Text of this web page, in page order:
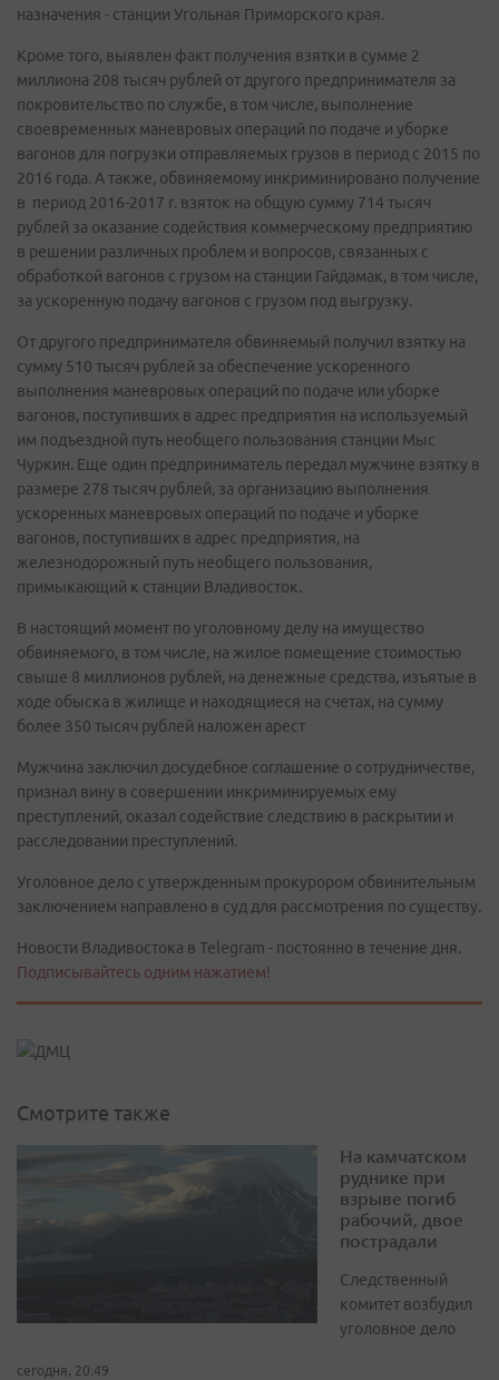
назначения - станции Угольная Приморского края.
Кроме того, выявлен факт получения взятки в сумме 2
миллиона 208 тысяч рублей от другого предпринимателя за
покровительство по службе, в том числе, выполнение
своевременных маневровых операций по подаче и уборке
вагонов для погрузки отправляемых грузов в период с 2015 по
2016 года. А также, обвиняемому инкриминировано получение
в период 2016-2017 г. взяток на общую сумму 714 тысяч
рублей за оказание содействия коммерческому предприятию
в решении различных проблем и вопросов, связанных с
обработкой вагонов с грузом на станции Гайдамак, в том числе,
за ускоренную подачу вагонов с грузом под выгрузку.
От другого предпринимателя обвиняемый получил взятку на
сумму 510 тысяч рублей за обеспечение ускоренного
выполнения маневровых операций по подаче или уборке
вагонов, поступивших в адрес предприятия на используемый
им подъездной путь необщего пользования станции Мыс
Чуркин. Еще один предприниматель передал мужчине взятку в
размере 278 тысяч рублей, за организацию выполнения
ускоренных маневровых операций по подаче и уборке
вагонов, поступивших в адрес предприятия, на
железнодорожный путь необщего пользования,
примыкающий к станции Владивосток.
В настоящий момент по уголовному делу на имущество
обвиняемого, в том числе, на жилое помещение стоимостью
свыше 8 миллионов рублей, на денежные средства, изъятые в
ходе обыска в жилище и находящиеся на счетах, на сумму
более 350 тысяч рублей наложен арест
Мужчина заключил досудебное соглашение о сотрудничестве,
признал вину в совершении инкриминируемых ему
преступлений, оказал содействие следствию в раскрытии и
расследовании преступлений.
Уголовное дело с утвержденным прокурором обвинительным
заключением направлено в суд для рассмотрения по существу.
Новости Владивостока в Telegram - постоянно в течение дня.
Подписывайтесь одним нажатием!
Смотрите также
На камчатском
руднике при
взрыве погиб
рабочий, двое
пострадали
Следственный
комитет возбудил
уголовное дело
сегодня, 20:49